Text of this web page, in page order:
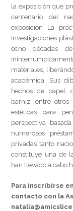
la exposición que
centenario del
exposición La
investigaciones
ocho décadas
materiales,
académica. Sus
hechos de papel,
barniz, entre otros
estéticas para
perspectiva
numerosos
privadas tanto
constituye una de
han llevado a cabo
Para inscribirse
contacto con la